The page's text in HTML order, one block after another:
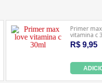
em nosso
mais,